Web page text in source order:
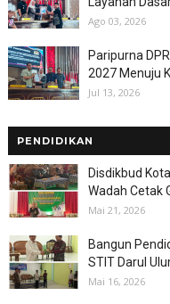
Ago 03, 2026
Paripurna
2027 Menuju
Jul 13, 2026
PENDIDIKAN
Disdikbud
Wadah Cetak
Mai 21, 2026
Bangun
STIT Darul
Mai 16, 2026